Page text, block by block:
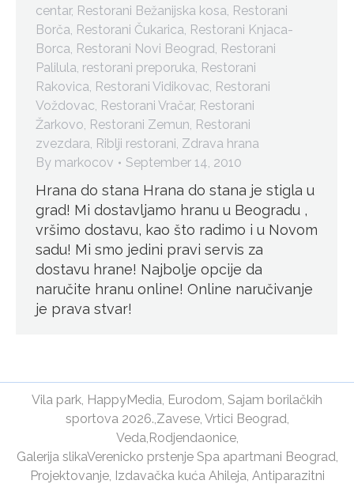
centar, Restorani Bežanijska kosa, Restorani
Borča, Restorani Čukarica, Restorani Knjaca-
Borca, Restorani Novi Beograd, Restorani
Palilula, restorani preporuka, Restorani
Rakovica, Restorani Vidikovac, Restorani
Voždovac, Restorani Vračar, Restorani
Žarkovo, Restorani Zemun, Restorani
zvezdara, Riblji restorani, Zdrava hrana
By markocov September 14, 2010
Hrana do stana Hrana do stana je stigla u
grad! Mi dostavljamo hranu u Beogradu ,
vršimo dostavu, kao što radimo i u Novom
sadu! Mi smo jedini pravi servis za
dostavu hrane! Najbolje opcije da
naručite hranu online! Online naručivanje
je prava stvar!
Vila park, HappyMedia, Eurodom, Sajam borilačkih
sportova 2026.,Zavese, Vrtici Beograd,
Veda, Rodjendaonice,
Galerija slikaVerenicko prstenje Spa apartmani Beograd,
Projektovanje, Izdavačka kuća Ahileja, Antiparazitni